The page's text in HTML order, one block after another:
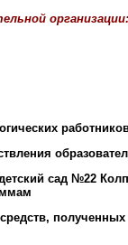
организации:
сад №22